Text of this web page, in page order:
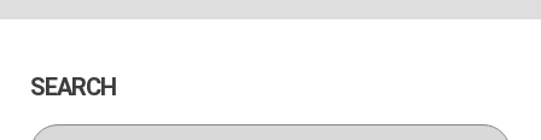
SEARCH